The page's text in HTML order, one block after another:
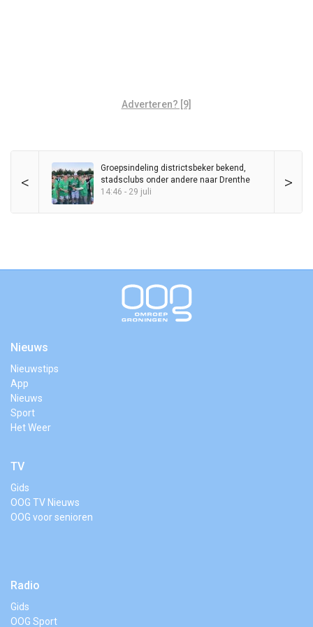
Adverteren? [9]
< >
Groepsindeling districtsbeker bekend,
stadsclubs onder andere naar Drenthe
14:46 - 29 juli
Nieuws
Nieuwstips
App
Nieuws
Sport
Het Weer
TV
Gids
OOG TV Nieuws
OOG voor senioren
Radio
Gids
OOG Sport